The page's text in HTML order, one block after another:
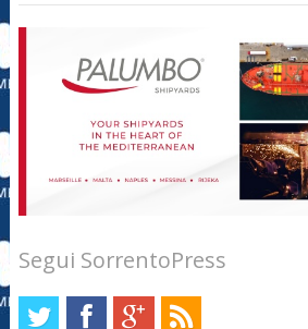
Segui SorrentoPress